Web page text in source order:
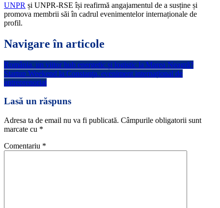
UNPR și UNPR-RSE își reafirmă angajamentul de a susține și
promova membrii săi în cadrul evenimentelor internaționale de
profil.
Navigare în articole
România, un viitor hub energetic și logistic la Marea Neagră?
Startup Weekend la Constanța, eveniment internațional de
antreprenoriat
Lasă un răspuns
Adresa ta de email nu va fi publicată. Câmpurile obligatorii sunt
marcate cu *
Comentariu *